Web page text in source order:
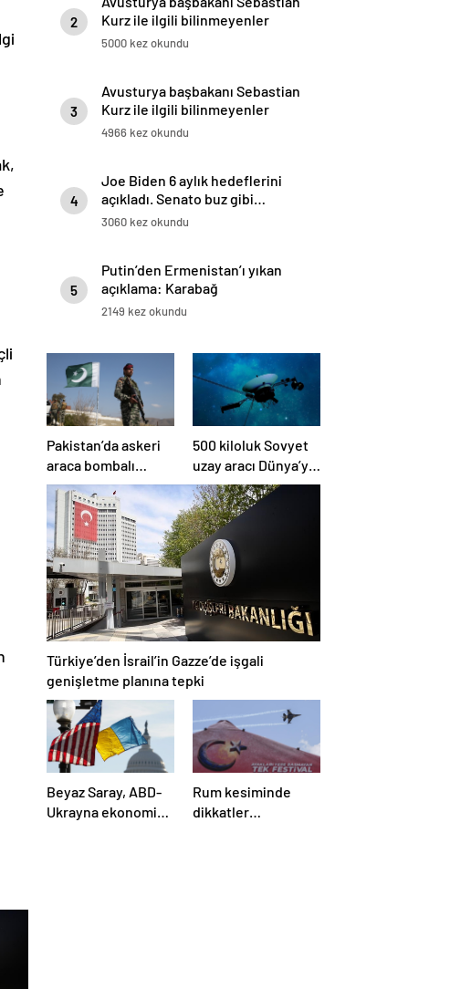
2
Kurz ile ilgili bilinmeyenler
5000 kez okundu
3
Avusturya başbakanı Sebastian
Kurz ile ilgili bilinmeyenler
4966 kez okundu
4
Joe Biden 6 aylık hedeflerini
açıkladı. Senato buz gibi…
3060 kez okundu
5
Putin’den Ermenistan’ı yıkan
açıklama: Karabağ
Azerbaycan’ın ayrılmaz bir
2149 kez okundu
Pakistan’da askeri
araca bombalı
saldırı düzenlendi
500 kiloluk Sovyet
uzay aracı Dünya’ya
düşüyor: Türkiye de
risk altında
Türkiye’den İsrail’in Gazze’de işgali
genişletme planına tepki
Beyaz Saray, ABD-
Ukrayna ekonomik
Rum kesiminde
dikkatler